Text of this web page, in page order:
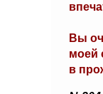
Вы
моей
в